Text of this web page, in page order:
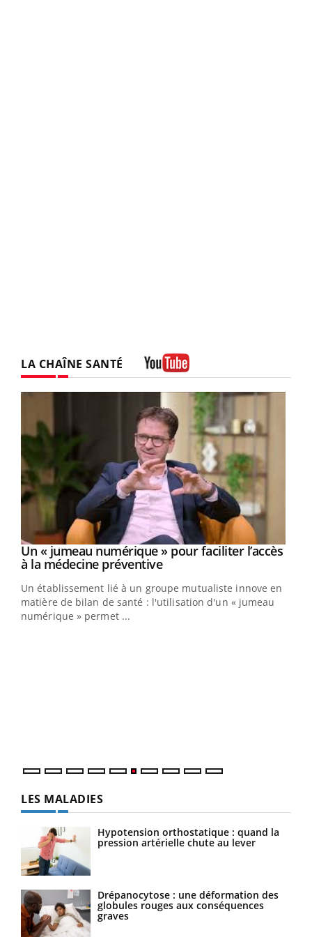
LA CHAÎNE SANTÉ
Youtube
Un « jumeau numérique » pour faciliter l’accès
à la médecine préventiveYoutube
Un établissement lié à un groupe mutualiste innove en
matière de bilan de santé : l'utilisation d'un « jumeau
numérique » permet ...
LES MALADIES
Hypotension orthostatique : quand la
pression artérielle chute au lever
Drépanocytose : une déformation des
globules rouges aux conséquences
graves